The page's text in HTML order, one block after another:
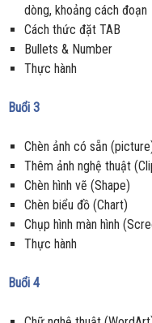
dòng, khoảng cách đoạn
Cách thức đặt TAB
Bullets & Number
Thực hành
Buổi 3
Chèn ảnh có sẵn
Thêm ảnh nghệ thuật
Chèn hình vẽ (Shape)
Chèn biểu đồ (Chart)
Chụp hình màn hình
Thực hành
Buổi 4